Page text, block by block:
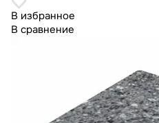
В избранное
В сравнение